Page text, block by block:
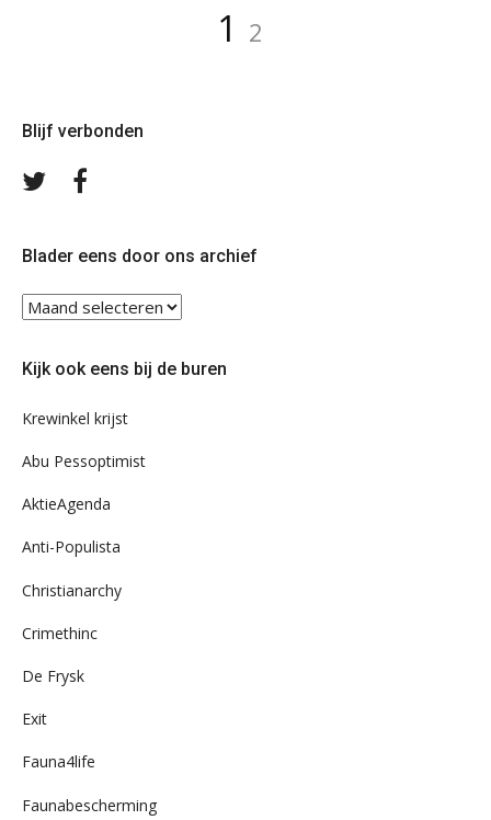
Pagina
1 Pagina
2
Blijf verbonden
Volg
Blader eens door ons archief
Blader
eens
ons
Kijk ook eens bij de buren
Krewinkel krijst
Abu Pessoptimist
AktieAgenda
Anti-Populista
Christianarchy
Crimethinc
De Frysk
Exit
Fauna4life
Faunabescherming